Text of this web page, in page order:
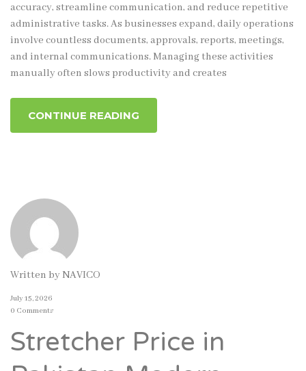
accuracy, streamline communication, and reduce repetitive
administrative tasks. As businesses expand, daily operations
involve countless documents, approvals, reports, meetings,
and internal communications. Managing these activities
manually often slows productivity and creates
CONTINUE READING
Written byNAVICO
July 15, 2026
0 Comments
Stretcher Price in